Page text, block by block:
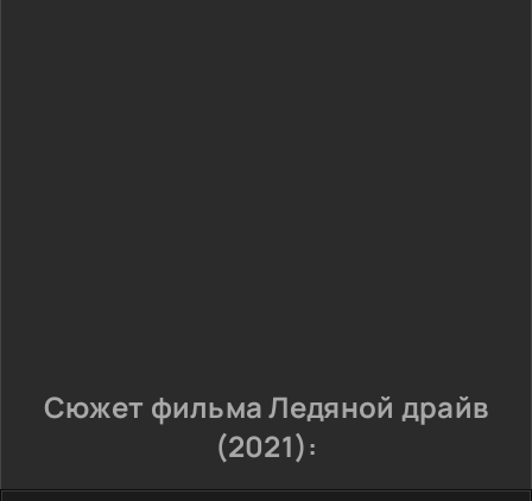
Сюжет фильма Ледяной драйв
(2021):